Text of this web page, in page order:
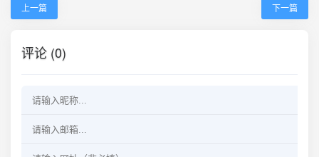
上一篇 下一篇
评论 (0)